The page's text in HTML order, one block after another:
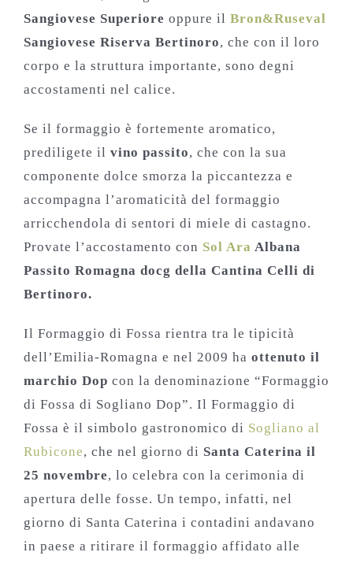
Sangiovese Superiore oppure il Bron&Ruseval
Sangiovese Riserva Bertinoro, che con il loro
corpo e la struttura importante, sono degni
accostamenti nel calice.
Se il formaggio è fortemente aromatico,
prediligete il vino passito, che con la sua
componente dolce smorza la piccantezza e
accompagna l’aromaticità del formaggio
arricchendola di sentori di miele di castagno.
Provate l’accostamento con Sol Ara Albana
Passito Romagna docg della Cantina Celli di
Bertinoro.
Il Formaggio di Fossa rientra tra le tipicità
dell’Emilia-Romagna e nel 2009 ha ottenuto il
marchio Dop con la denominazione “Formaggio
di Fossa di Sogliano Dop”. Il Formaggio di
Fossa è il simbolo gastronomico di Sogliano al
Rubicone, che nel giorno di Santa Caterina il
25 novembre, lo celebra con la cerimonia di
apertura delle fosse. Un tempo, infatti, nel
giorno di Santa Caterina i contadini andavano
in paese a ritirare il formaggio affidato alle